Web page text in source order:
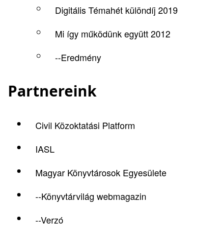
Digitális Témahét különdíj 2019
Mi így működünk együtt 2012
--Eredmény
Partnereink
Civil Közoktatási Platform
IASL
Magyar Könyvtárosok Egyesülete
--Könyvtárvilág webmagazin
--Verzó